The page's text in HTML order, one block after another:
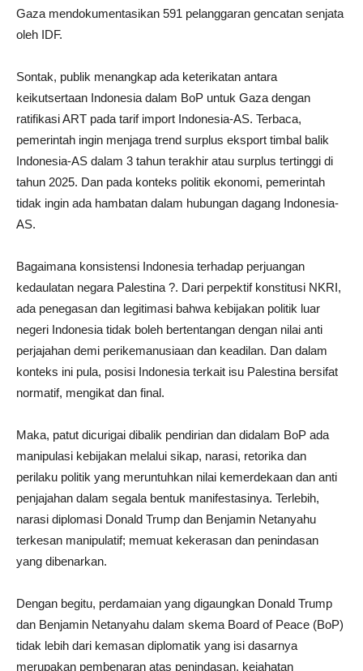
Gaza mendokumentasikan 591 pelanggaran gencatan senjata
oleh IDF.
Sontak, publik menangkap ada keterikatan antara
keikutsertaan Indonesia dalam BoP untuk Gaza dengan
ratifikasi ART pada tarif import Indonesia-AS. Terbaca,
pemerintah ingin menjaga trend surplus eksport timbal balik
Indonesia-AS dalam 3 tahun terakhir atau surplus tertinggi di
tahun 2025. Dan pada konteks politik ekonomi, pemerintah
tidak ingin ada hambatan dalam hubungan dagang Indonesia-
AS.
Bagaimana konsistensi Indonesia terhadap perjuangan
kedaulatan negara Palestina ?. Dari perpektif konstitusi NKRI,
ada penegasan dan legitimasi bahwa kebijakan politik luar
negeri Indonesia tidak boleh bertentangan dengan nilai anti
perjajahan demi perikemanusiaan dan keadilan. Dan dalam
konteks ini pula, posisi Indonesia terkait isu Palestina bersifat
normatif, mengikat dan final.
Maka, patut dicurigai dibalik pendirian dan didalam BoP ada
manipulasi kebijakan melalui sikap, narasi, retorika dan
perilaku politik yang meruntuhkan nilai kemerdekaan dan anti
penjajahan dalam segala bentuk manifestasinya. Terlebih,
narasi diplomasi Donald Trump dan Benjamin Netanyahu
terkesan manipulatif; memuat kekerasan dan penindasan
yang dibenarkan.
Dengan begitu, perdamaian yang digaungkan Donald Trump
dan Benjamin Netanyahu dalam skema Board of Peace (BoP)
tidak lebih dari kemasan diplomatik yang isi dasarnya
merupakan pembenaran atas penindasan, kejahatan